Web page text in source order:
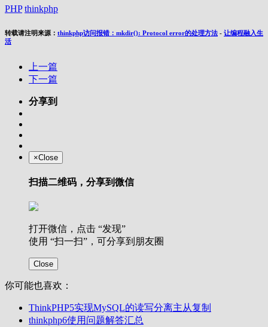
PHP thinkphp
转载请注明来源： thinkphp访问报错：mkdir(): Protocol error的处理方法 - 让编程融入生
活
上一篇
下一篇
分享到
×Close
扫描二维码，分享到微信
打开微信，点击 “发现”
使用 “扫一扫”，可分享到朋友圈
Close
你可能也喜欢：
ThinkPHP5实现MySQL的读写分离主从复制
thinkphp6使用问题解答汇总